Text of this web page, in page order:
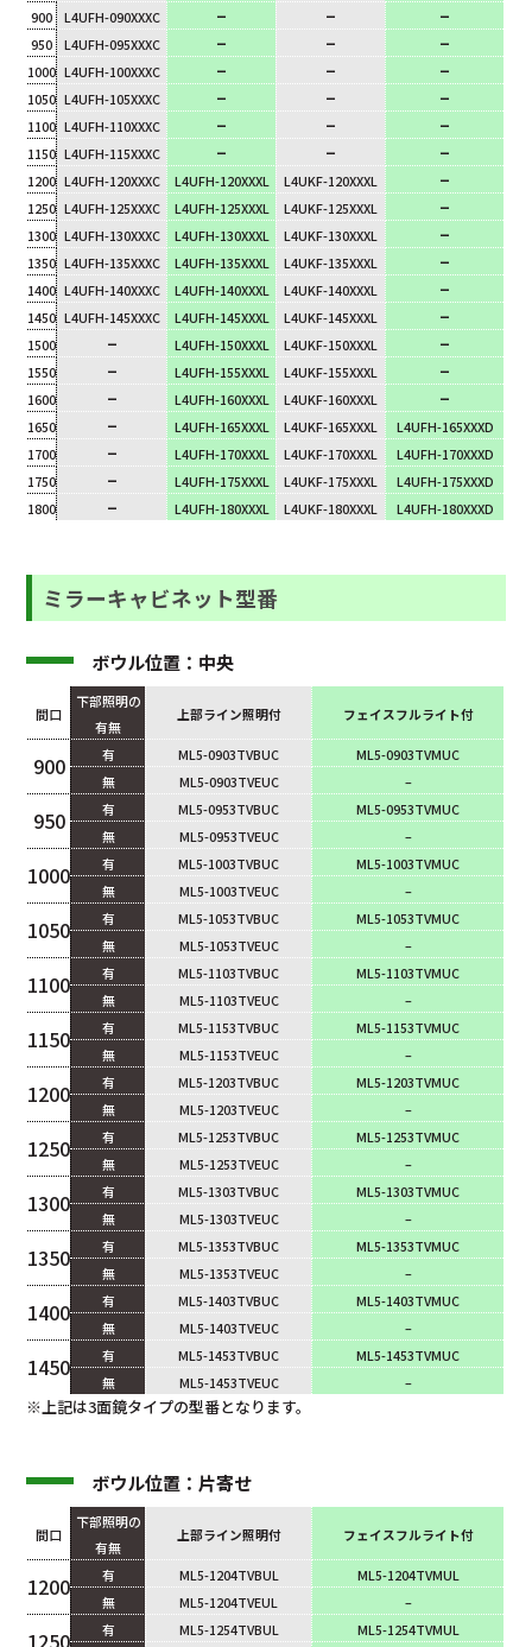
900 L4UFH-090XXXC – – –
950 L4UFH-095XXXC – – –
1000 L4UFH-100XXXC – – –
1050 L4UFH-105XXXC – – –
1100 L4UFH-110XXXC – – –
1150 L4UFH-115XXXC – – –
1200 L4UFH-120XXXC L4UFH-120XXXL L4UKF-120XXXL –
1250 L4UFH-125XXXC L4UFH-125XXXL L4UKF-125XXXL –
1300 L4UFH-130XXXC L4UFH-130XXXL L4UKF-130XXXL –
1350 L4UFH-135XXXC L4UFH-135XXXL L4UKF-135XXXL –
1400 L4UFH-140XXXC L4UFH-140XXXL L4UKF-140XXXL –
1450 L4UFH-145XXXC L4UFH-145XXXL L4UKF-145XXXL –
1500 – L4UFH-150XXXL L4UKF-150XXXL –
1550 – L4UFH-155XXXL L4UKF-155XXXL –
1600 – L4UFH-160XXXL L4UKF-160XXXL –
1650 – L4UFH-165XXXL L4UKF-165XXXL
L4UFH-165XXXD
1700
– L4UFH-170XXXL L4UKF-170XXXL
L4UFH-170XXXD
1750
– L4UFH-175XXXL L4UKF-175XXXL
L4UFH-175XXXD
1800
– L4UFH-180XXXL L4UKF-180XXXL L4UFH-180XXXD
ミラーキャビネット型番
ボウル位置：中央
間口
下部照明の
有無
上部ライン照明付 フェイスフルライト付
900 有 ML5-0903TVBUC
ML5-0903TVMUC
無
ML5-0903TVEUC –
950 有 ML5-0953TVBUC
ML5-0953TVMUC
無
ML5-0953TVEUC –
1000 有 ML5-1003TVBUC
ML5-1003TVMUC
無
ML5-1003TVEUC –
1050 有 ML5-1053TVBUC
ML5-1053TVMUC
無
ML5-1053TVEUC –
1100 有 ML5-1103TVBUC
ML5-1103TVMUC
無
ML5-1103TVEUC –
1150 有 ML5-1153TVBUC
ML5-1153TVMUC
無
ML5-1153TVEUC –
1200 有 ML5-1203TVBUC
ML5-1203TVMUC
無
ML5-1203TVEUC –
1250 有 ML5-1253TVBUC
ML5-1253TVMUC
無
ML5-1253TVEUC –
1300 有 ML5-1303TVBUC
ML5-1303TVMUC
無
ML5-1303TVEUC –
1350 有 ML5-1353TVBUC
ML5-1353TVMUC
無
ML5-1353TVEUC –
1400 有 ML5-1403TVBUC
ML5-1403TVMUC
無
ML5-1403TVEUC –
1450 有 ML5-1453TVBUC
ML5-1453TVMUC
無
ML5-1453TVEUC –
※上記は3面鏡タイプの型番となります。
ボウル位置：片寄せ
間口
下部照明の
有無
上部ライン照明付 フェイスフルライト付
1200 有 ML5-1204TVBUL
ML5-1204TVMUL
無
ML5-1204TVEUL –
有 ML5-1254TVBUL ML5-1254TVMUL